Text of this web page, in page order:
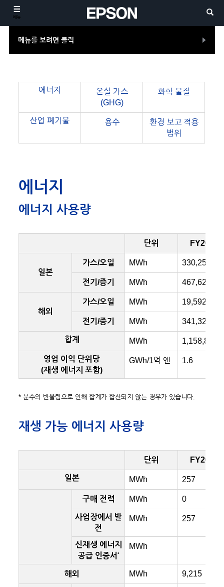
메뉴
메뉴를 보려면 클릭
에너지
온실 가스
(GHG)
화학 물질
산업 폐기물 용수
환경 보고 적용
범위
에너지
에너지 사용량
단위 FY2017
일본
가스/오일 MWh 330,257
전기/증기 MWh 467,629
해외
가스/오일 MWh 19,592
전기/증기 MWh 341,322
합계 MWh 1,158,800
영업 이익 단위당
(재생 에너지 포함)
GWh/1억 엔 1.6
* 분수의 반올림으로 인해 합계가 합산되지 않는 경우가 있습니다.
재생 가능 에너지 사용량
단위 FY2017
일본 MWh 257
구매 전력 MWh 0
사업장에서 발
전
MWh 257
신재생 에너지
공급 인증서 1
MWh
해외 MWh 9,215